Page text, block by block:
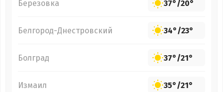
Березовка 37°/20°
Белгород-Днестровский 34°/23°
Болград 37°/21°
Измаил 35°/21°